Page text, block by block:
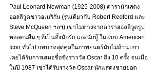
Paul Leonard Newman (1925-2008) ดารานักเสดง
ฮอลลีวูดชาวอเมริกัน (รุ่นเดียวกับ Robert Redford และ
Steve McQueen ฯลฯ) เขาไม่ต่างจากดาราฮอลลีวูดรูป
หล่อคนอื่น ๆ ที่เป็นทั้งนักรัก และนักบู๊ ในแบบ American
Icon ทั่วไป บทบาทสุดคูลในภาพยนตร์นับไม่ถ้วน เขา
เคยได้รับการเสนอชื่อชิงราววัล Oscar ถึง 10 ครั้ง จนเมื่อ
ในปี 1987 เขาได้รับรางวัล Oscar นักแสดงชายยอด